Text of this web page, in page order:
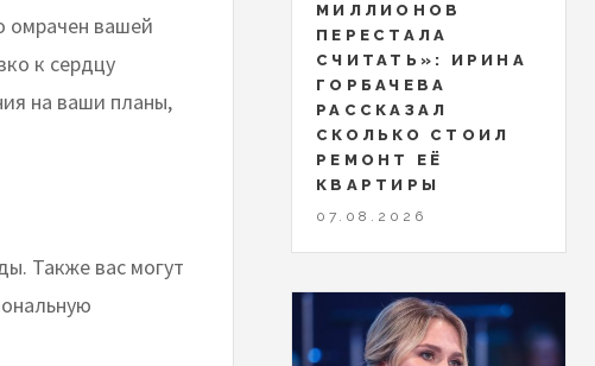
омрачен вашей
к сердцу
на ваши планы,
Также вас могут
МИЛЛИОНОВ
ПЕРЕСТАЛА
СЧИТАТЬ»: ИРИНА
ГОРБАЧЕВА
РАССКАЗАЛ
СКОЛЬКО СТОИЛ
РЕМОНТ ЕЁ
КВАРТИРЫ
07.08.2026